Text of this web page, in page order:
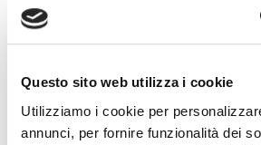
Questo sito web utilizza i cookie
Utilizziamo i cookie per
annunci, per fornire funzionalità dei
integrazione. Il progetto è sostenuto
Domani, mercoledì 24 maggio,
nuovo a Palazzo Marino, a Milano,
incontro «Expanding business